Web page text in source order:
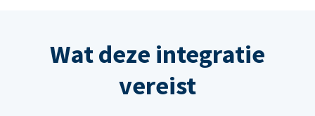
Wat deze integratie
vereist